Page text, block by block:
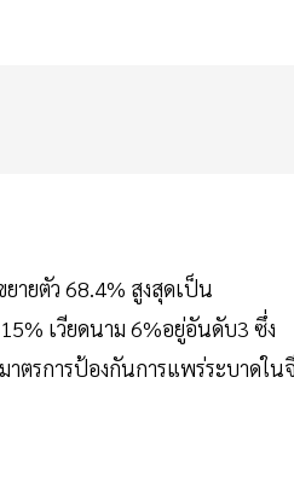
ายตัว 68.4% สูงสุดเป็น
เวียดนาม 6%อยู่อันดับ3 ซึ่ง
ตรการป้องกันการแพร่ระบาดใน